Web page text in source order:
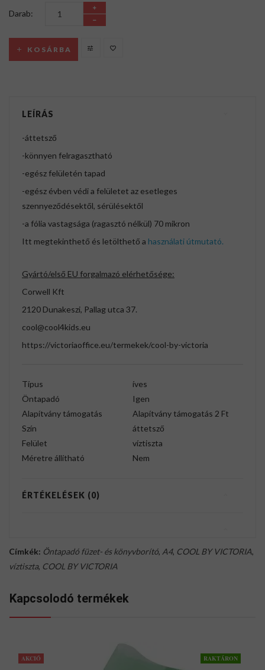
Darab:
KOSÁRBA
LEÍRÁS
-áttetsző
-könnyen felragasztható
-egész felületén tapad
-egész évben védi a felületet az esetleges
szennyeződésektől, sérülésektől
-a fólia vastagsága (ragasztó nélkül) 70 mikron
Itt megtekinthető és letölthető a használati útmutató.
Gyártó/első EU forgalmazó elérhetősége:
Corwell Kft
2120 Dunakeszi, Pallag utca 37.
cool@cool4kids.eu
https://victoriaoffice.eu/termekek/cool-by-victoria
Típus
íves
Öntapadó
Igen
Alapítvány támogatás
Alapítvány támogatás 2 Ft
Szín
áttetsző
Felület
víztiszta
Méretre állítható
Nem
ÉRTÉKELÉSEK (0)
Címkék: Öntapadó füzet- és könyvborító, A4, COOL BY VICTORIA,
víztiszta, COOL BY VICTORIA
Kapcsolodó termékek
AKCIÓ RAKTÁRON